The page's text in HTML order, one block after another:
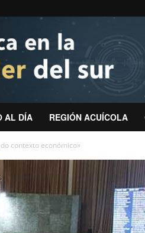
AL DÍA REGIÓN ACUÍCOLA
contexto económico»